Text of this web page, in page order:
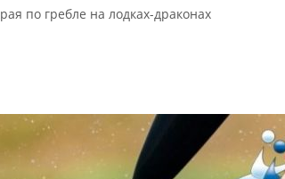
по гребле на лодках-драконах